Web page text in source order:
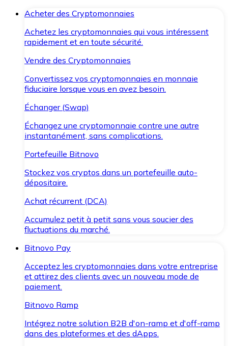
Acheter des Cryptomonnaies
Achetez les cryptomonnaies qui vous intéressent
rapidement et en toute sécurité.
Vendre des Cryptomonnaies
Convertissez vos cryptomonnaies en monnaie
fiduciaire lorsque vous en avez besoin.
Échanger (Swap)
Échangez une cryptomonnaie contre une autre
instantanément, sans complications.
Portefeuille Bitnovo
Stockez vos cryptos dans un portefeuille auto-
dépositaire.
Achat récurrent (DCA)
Accumulez petit à petit sans vous soucier des
fluctuations du marché.
Bitnovo Pay
Acceptez les cryptomonnaies dans votre entreprise
et attirez des clients avec un nouveau mode de
paiement.
Bitnovo Ramp
Intégrez notre solution B2B d'on-ramp et d'off-ramp
dans des plateformes et des dApps.